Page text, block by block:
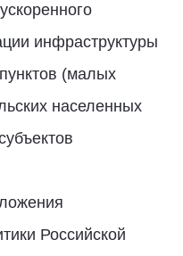
инфраструктуры
(малых
населенных
Российской